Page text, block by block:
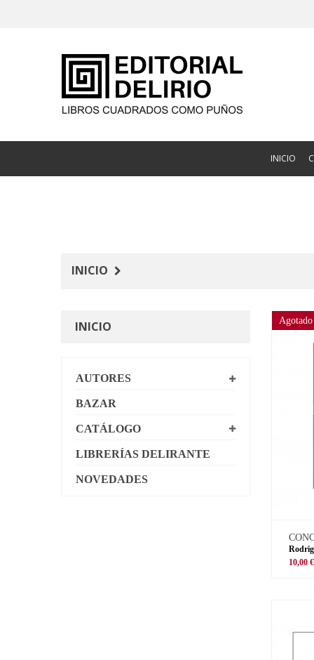
INICIO
INICIO
INICIO
AUTORES
BAZAR
CATÁLOGO
LIBRERÍAS DELIRANTE
NOVEDADES
Agotado
10,00 €